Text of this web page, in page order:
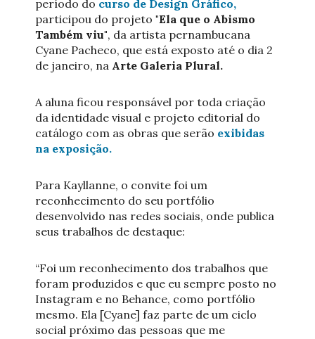
período do curso de Design Gráfico,
participou do projeto "Ela que o Abismo
Também viu", da artista pernambucana
Cyane Pacheco, que está exposto até o dia 2
de janeiro, na Arte Galeria Plural.
A aluna ficou responsável por toda criação
da identidade visual e projeto editorial do
catálogo com as obras que serão exibidas
na exposição.
Para Kayllanne, o convite foi um
reconhecimento do seu portfólio
desenvolvido nas redes sociais, onde publica
seus trabalhos de destaque:
“Foi um reconhecimento dos trabalhos que
foram produzidos e que eu sempre posto no
Instagram e no Behance, como portfólio
mesmo. Ela [Cyane] faz parte de um ciclo
social próximo das pessoas que me